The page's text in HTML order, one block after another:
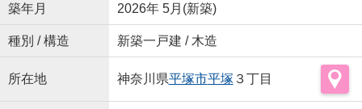
築年月 2026年 5月(新築)
種別 / 構造 新築一戸建 / 木造
所在地 神奈川県平塚市平塚 ３丁目